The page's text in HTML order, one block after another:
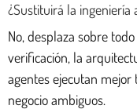
¿Sustituirá la ingeniería
No, desplaza sobre
verificación, la
agentes ejecutan
negocio ambiguos.